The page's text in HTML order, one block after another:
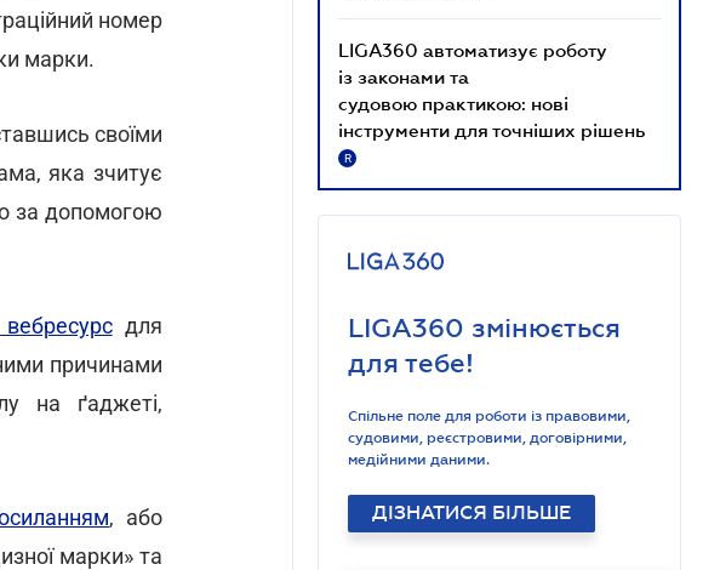
номер
марки.
своїми
яка зчитує
за допомогою
для
причинами
на ґаджеті,
, або
марки» та
LIGA360 автоматизує роботу
із законами та
судовою практикою: нові
інструменти для точніших рішень
R
LIGA360 змінюється
для тебе!
Спільне поле для роботи із правовими,
судовими, реєстровими, договірними,
медійними даними.
ДІЗНАТИСЯ БІЛЬШЕ